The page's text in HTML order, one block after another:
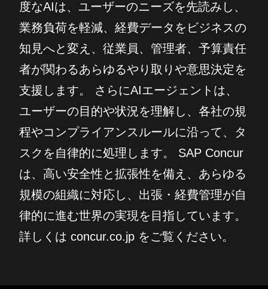
度なAIは、ユーザーのニーズを先読みし、
業務負荷を軽減、経費データをビジネスの
知見へと変え、従業員、管理者、予算責任
者が関わるあらゆるやり取りや意思決定を
支援します。 さらにAIエージェントは、
ユーザーの目的や状況を理解し、各社の規
程やコンプライアンスルールに沿って、タ
スクを自律的に処理します。 SAP Concur
は、高い安全性と拡張性を備え、あらゆる
規模の組織に対応し、出張・経費管理が自
律的に進む世界の実現を目指しています。
詳しくは concur.co.jp をご覧ください。